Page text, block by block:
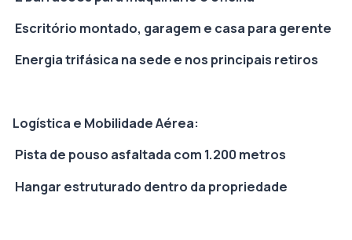
Escritório montado, garagem e casa para gerente
Energia trifásica na sede e nos principais retiros
Logística e Mobilidade Aérea:
Pista de pouso asfaltada com 1.200 metros
Hangar estruturado dentro da propriedade